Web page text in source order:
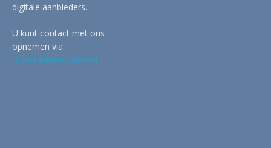
digitale aanbieders.
U kunt contact met ons
opnemen via:
redactie@merwertv.nl